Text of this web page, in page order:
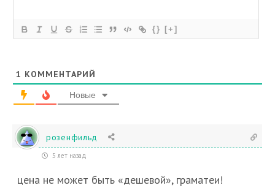
{} [+]
1 КОММЕНТАРИЙ
Новые
розенфильд
5 лет назад
цена не может быть «дешевой», граматеи!